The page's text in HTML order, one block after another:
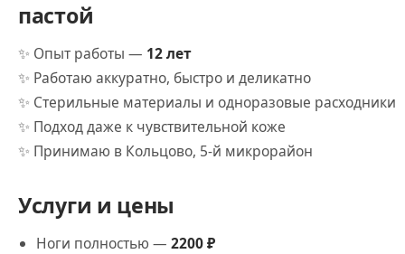
пастой
✨ Опыт работы — 12 лет
✨ Работаю аккуратно, быстро и деликатно
✨ Стерильные материалы и одноразовые расходники
✨ Подход даже к чувствительной коже
✨ Принимаю в Кольцово, 5-й микрорайон
Услуги и цены
Ноги полностью — 2200 ₽